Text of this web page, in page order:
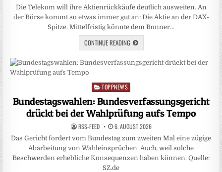
Die Telekom will ihre Aktienrückkäufe deutlich ausweiten. An
der Börse kommt so etwas immer gut an: Die Aktie an der DAX-
Spitze. Mittelfristig könnte dem Bonner…
CONTINUE READING
Posted
in
TOPPNEWS
Bundestagswahlen: Bundesverfassungsgericht
drückt bei der Wahlprüfung aufs Tempo
RSS-FEED 6. AUGUST 2026
Das Gericht fordert vom Bundestag zum zweiten Mal eine zügige
Abarbeitung von Wahleinsprüchen. Auch, weil solche
Beschwerden erhebliche Konsequenzen haben können. Quelle:
SZ.de